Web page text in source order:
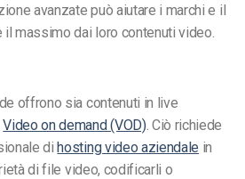
avanzate può aiutare i marchi e il
massimo dai loro contenuti video.
offrono sia contenuti in live
Video on demand (VOD). Ciò richiede
dihosting video aziendale in
di file video, codificarli o